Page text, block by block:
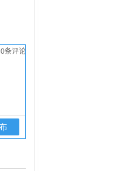
0条评论